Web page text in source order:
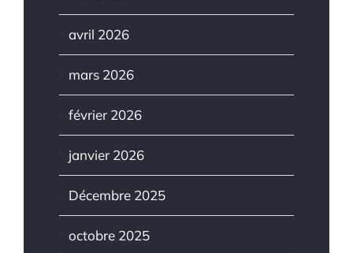
avril 2026
mars 2026
février 2026
janvier 2026
Décembre 2025
octobre 2025